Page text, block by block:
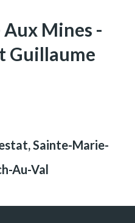
Mines -
Guillaume
Sainte-Marie-
Au-Val